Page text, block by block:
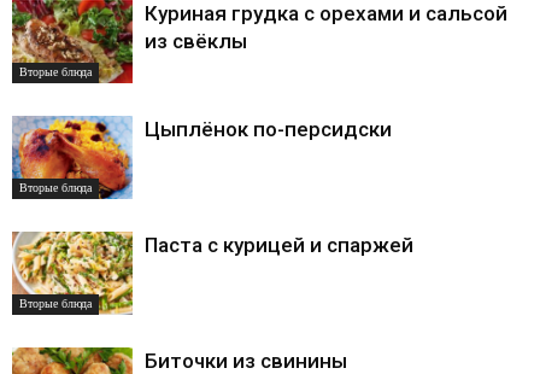
Вторые блюда
Куриная грудка с орехами и сальсой
из свёклы
Вторые блюда
Цыплёнок по-персидски
Вторые блюда
Паста с курицей и спаржей
Биточки из свинины